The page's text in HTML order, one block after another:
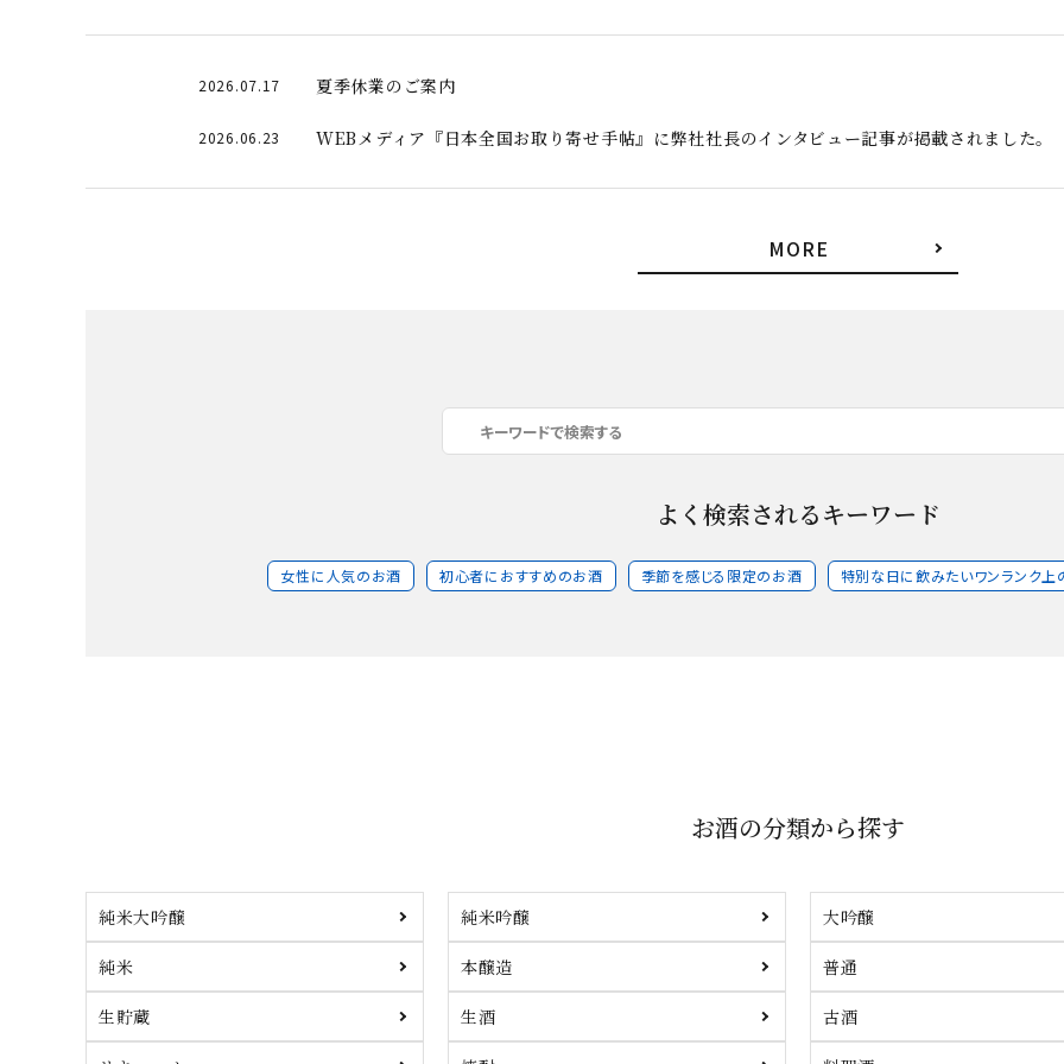
2026.07.17 夏季休業のご案内
2026.06.23 WEBメディア『日本全国お取り寄せ手帖』に弊社社長のインタビュー記事が掲載されました。
MORE
よく検索されるキーワード
女性に人気のお酒 初心者におすすめのお酒 季節を感じる限定のお酒 特別な日に飲みたいワンランク上
お酒の分類から探す
純米大吟醸 純米吟醸 大吟醸
純米 本醸造 普通
生貯蔵 生酒 古酒